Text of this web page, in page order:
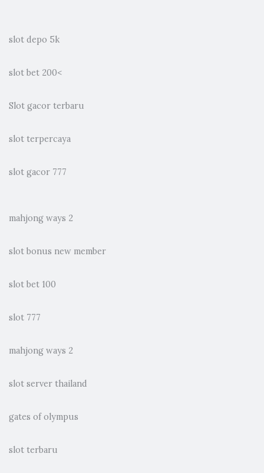
slot depo 5k
slot bet 200<
Slot gacor terbaru
slot terpercaya
slot gacor 777
mahjong ways 2
slot bonus new member
slot bet 100
slot 777
mahjong ways 2
slot server thailand
gates of olympus
slot terbaru